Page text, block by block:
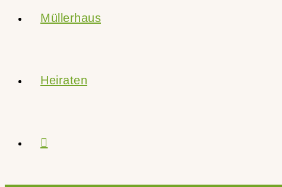
Müllerhaus
Heiraten
Website-